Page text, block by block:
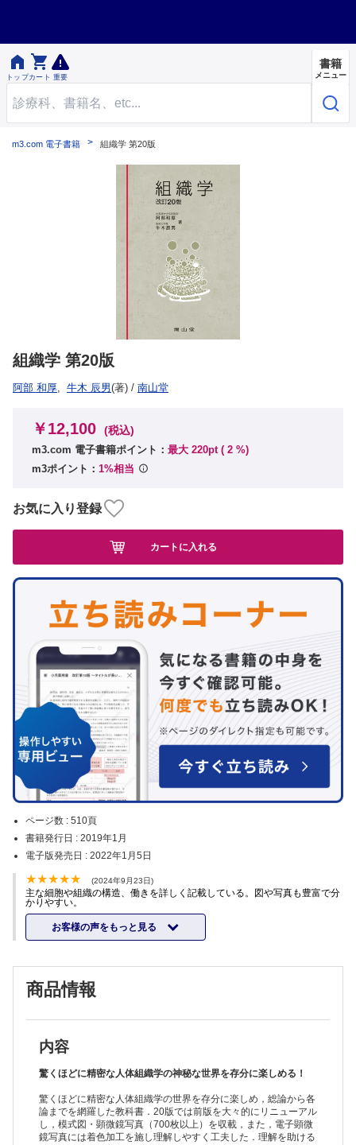

トップ

カート 重要
書籍
メニュー
m3.com 電子書籍 組織学 第20版
組織学 第20版
阿部 和厚, 牛木 辰男(著) / 南山堂
ページ数 : 510頁
書籍発行日 : 2019年1月
電子版発売日 : 2022年1月5日
(2024年9月23日)
主な細胞や組織の構造、働きを詳しく記載している。図や写真も豊富で分
かりやすい。
お客様の声をもっと見る
￥12,100 (税込)
m3.com 電子書籍ポイント： 最大 220pt ( 2 %)
m3ポイント： 1%相当
お気に入り登録
カートに入れる
商品情報
内容
驚くほどに精密な人体組織学の神秘な世界を存分に楽しめる！
驚くほどに精密な人体組織学の世界を存分に楽しめ，総論から各
論までを網羅した教科書．20版では前版を大々的にリニューアル
し，模式図・顕微鏡写真（700枚以上）を収載，また，電子顕微
鏡写真には着色加工を施し理解しやすく工夫した．理解を助ける